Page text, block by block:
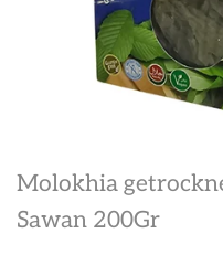
Molokhia
Sawan 200Gr